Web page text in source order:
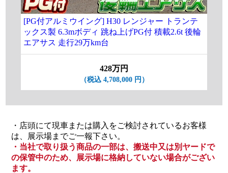
[PG付アルミウイング] H30 レンジャー トランテ
ックス製 6.3mボディ 跳ね上げPG付 積載2.6t 後輪
エアサス 走行29万km台
428万円
（税込 4,708,000 円）
・店頭にて現車または購入をご検討されているお客様
は、展示場までご一報下さい。
・当社で取り扱う商品の一部は、搬送中又は別ヤードで
の保管中のため、展示場に格納していない場合がござい
ます。